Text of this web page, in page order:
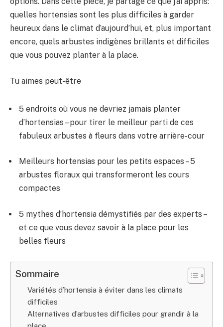
quelles hortensias sont les plus difficiles à garder
heureux dans le climat d’aujourd’hui, et, plus important
encore, quels arbustes indigènes brillants et difficiles
que vous pouvez planter à la place.
Tu aimes peut-être
5 endroits où vous ne devriez jamais planter
d’hortensias – pour tirer le meilleur parti de ces
fabuleux arbustes à fleurs dans votre arrière-cour
Meilleurs hortensias pour les petits espaces – 5
arbustes floraux qui transformeront les cours
compactes
5 mythes d’hortensia démystifiés par des experts –
et ce que vous devez savoir à la place pour les
belles fleurs
Sommaire
Variétés d’hortensia à éviter dans les climats
difficiles
Alternatives d’arbustes difficiles pour grandir à la